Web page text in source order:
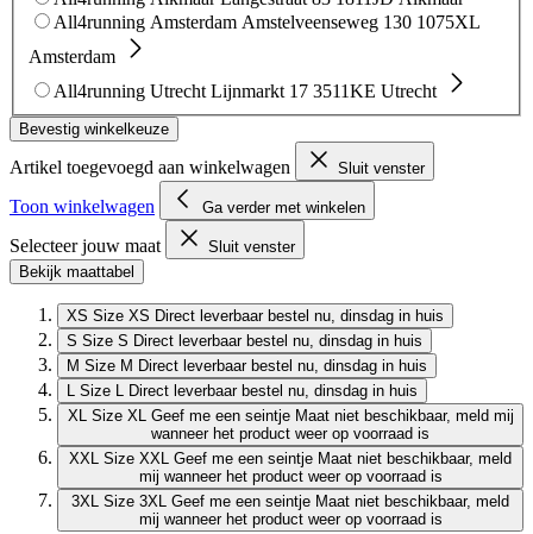
All4running Amsterdam Amstelveenseweg 130 1075XL
Amsterdam
All4running Utrecht Lijnmarkt 17 3511KE Utrecht
Bevestig winkelkeuze
Artikel toegevoegd aan winkelwagen Sluit venster
Toon winkelwagen Ga verder met winkelen
Selecteer jouw maat
Sluit venster
Bekijk maattabel
XS Size XS Direct leverbaar bestel nu, dinsdag in huis
S Size S Direct leverbaar bestel nu, dinsdag in huis
M Size M Direct leverbaar bestel nu, dinsdag in huis
L Size L Direct leverbaar bestel nu, dinsdag in huis
XL Size XL Geef me een seintje Maat niet beschikbaar, meld mij
wanneer het product weer op voorraad is
XXL Size XXL Geef me een seintje Maat niet beschikbaar, meld
mij wanneer het product weer op voorraad is
3XL Size 3XL Geef me een seintje Maat niet beschikbaar, meld
mij wanneer het product weer op voorraad is